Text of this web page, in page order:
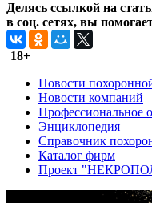
Делясь ссылкой на
в соц. сетях, вы
18+
Новости
Новости компаний
Профессиональное
Энциклопедия
Справочник
Каталог фирм
Проект